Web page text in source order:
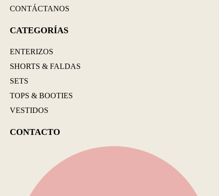
CONTÁCTANOS
CATEGORÍAS
ENTERIZOS
SHORTS & FALDAS
SETS
TOPS & BOOTIES
VESTIDOS
CONTACTO